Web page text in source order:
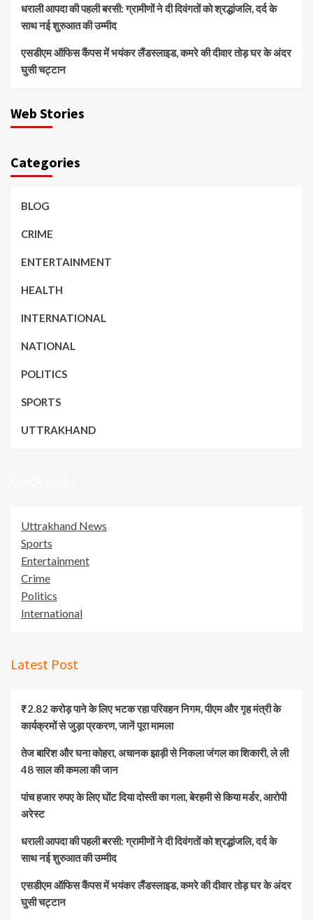
धराली आपदा की पहली बरसी: ग्रामीणों ने दी दिवंगतों को श्रद्धांजलि, दर्द के
साथ नई शुरुआत की उम्मीद
एसडीएम ऑफिस कैंपस में भयंकर लैंडस्लाइड, कमरे की दीवार तोड़ घर के अंदर
घुसी चट्टान
Web Stories
Categories
BLOG
CRIME
ENTERTAINMENT
HEALTH
INTERNATIONAL
NATIONAL
POLITICS
SPORTS
UTTRAKHAND
Uttrakhand News
Sports
Entertainment
Crime
Politics
International
Latest Post
₹2.82 करोड़ पाने के लिए भटक रहा परिवहन निगम, पीएम और गृह मंत्री के
कार्यक्रमों से जुड़ा प्रकरण, जानें पूरा मामला
तेज बारिश और घना कोहरा, अचानक झाड़ी से निकला जंगल का शिकारी, ले ली
48 साल की कमला की जान
पांच हजार रुपए के लिए घोंट दिया दोस्ती का गला, बेरहमी से किया मर्डर, आरोपी
अरेस्ट
धराली आपदा की पहली बरसी: ग्रामीणों ने दी दिवंगतों को श्रद्धांजलि, दर्द के
साथ नई शुरुआत की उम्मीद
एसडीएम ऑफिस कैंपस में भयंकर लैंडस्लाइड, कमरे की दीवार तोड़ घर के अंदर
घुसी चट्टान